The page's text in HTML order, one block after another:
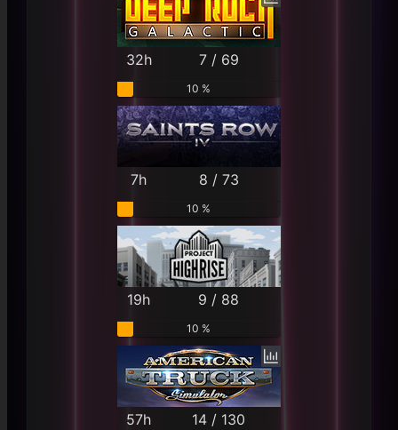
32h 7 / 69
10 %
7h 8 / 73
10 %
19h 9 / 88
10 %
57h 14 / 130